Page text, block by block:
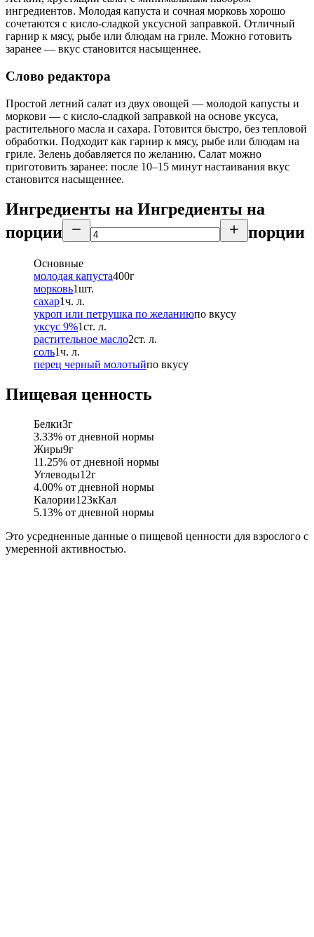
ингредиентов. Молодая капуста и сочная морковь хорошо
сочетаются с кисло-сладкой уксусной заправкой. Отличный
гарнир к мясу, рыбе или блюдам на гриле. Можно готовить
заранее — вкус становится насыщеннее.
Слово редактора
Простой летний салат из двух овощей — молодой капусты и
моркови — с кисло-сладкой заправкой на основе уксуса,
растительного масла и сахара. Готовится быстро, без тепловой
обработки. Подходит как гарнир к мясу, рыбе или блюдам на
гриле. Зелень добавляется по желанию. Салат можно
приготовить заранее: после 10–15 минут настаивания вкус
становится насыщеннее.
Ингредиенты на Ингредиенты на
порции
порции
Основные
молодая капуста400г
морковь1шт.
сахар1ч. л.
укроп или петрушка по желаниюпо вкусу
уксус 9%1ст. л.
растительное масло2ст. л.
соль1ч. л.
перец черный молотыйпо вкусу
Пищевая ценность
Белки3г
3.33% от дневной нормы
Жиры9г
11.25% от дневной нормы
Углеводы12г
4.00% от дневной нормы
Калории123кКал
5.13% от дневной нормы
Это усредненные данные о пищевой ценности для взрослого с
умеренной активностью.